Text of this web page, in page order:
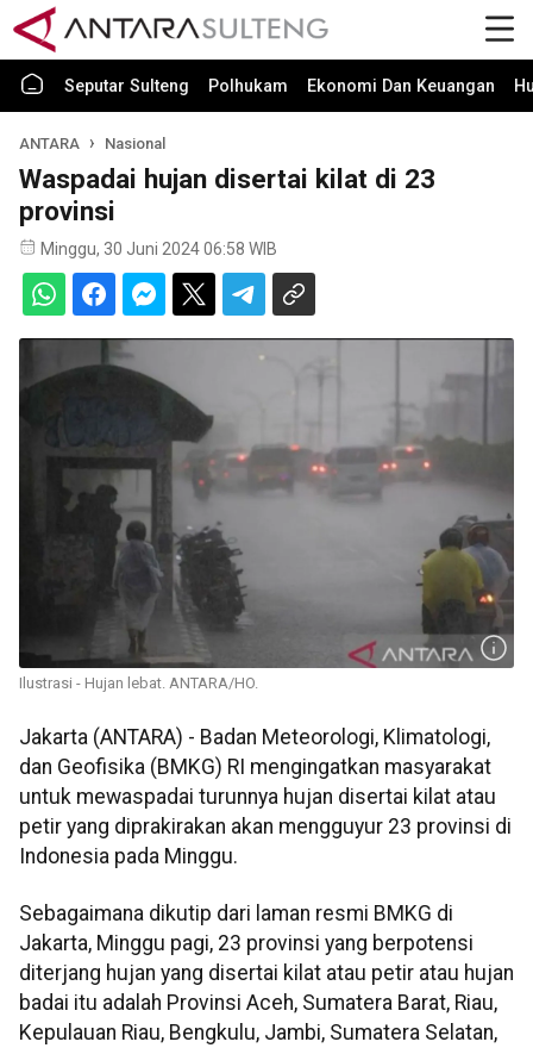
Seputar Sulteng Polhukam Ekonomi Dan Keuangan
ANTARA Nasional
Waspadai hujan disertai kilat di 23
provinsi
Minggu, 30 Juni 2024 06:58 WIB
Ilustrasi - Hujan lebat. ANTARA/HO.
Jakarta (ANTARA) - Badan Meteorologi, Klimatologi,
dan Geofisika (BMKG) RI mengingatkan masyarakat
untuk mewaspadai turunnya hujan disertai kilat atau
petir yang diprakirakan akan mengguyur 23 provinsi di
Indonesia pada Minggu.
Sebagaimana dikutip dari laman resmi BMKG di
Jakarta, Minggu pagi, 23 provinsi yang berpotensi
diterjang hujan yang disertai kilat atau petir atau hujan
badai itu adalah Provinsi Aceh, Sumatera Barat, Riau,
Kepulauan Riau, Bengkulu, Jambi, Sumatera Selatan,